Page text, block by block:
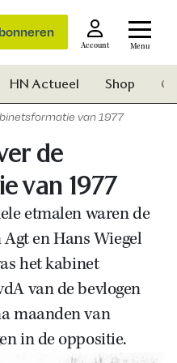
Account Menu
Zoek
HN Actueel Shop
van 1977
de
van 1977
etmalen waren de
en Hans Wiegel
het kabinet
van de bevlogen
maanden van
in de oppositie.